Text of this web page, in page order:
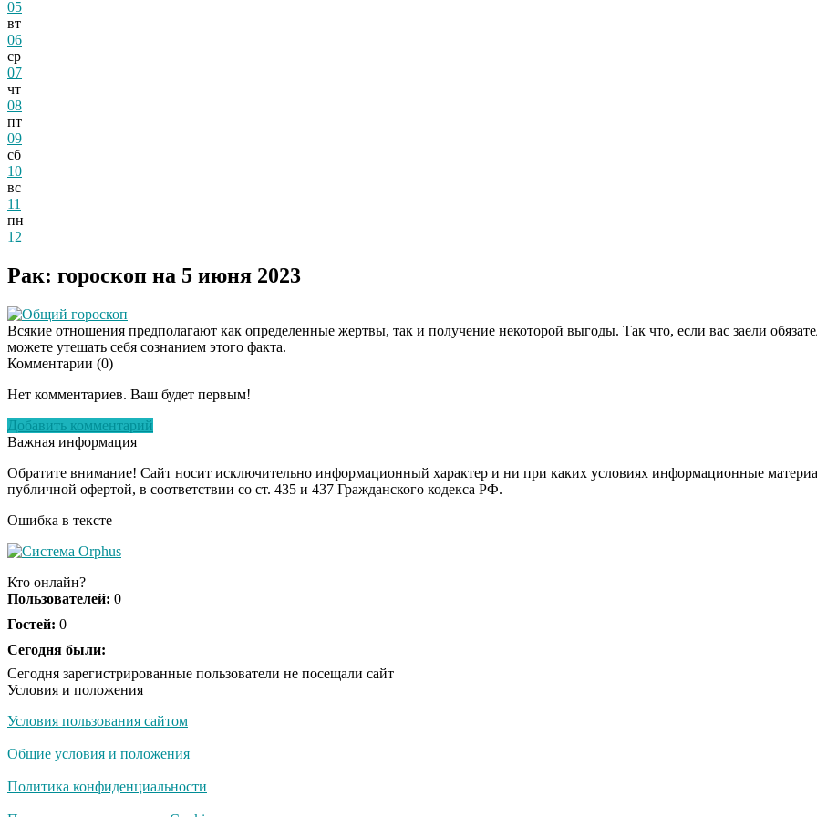
05
вт
06
ср
07
чт
08
пт
09
сб
10
вс
11
пн
12
Рак: гороскоп на 5 июня 2023
Общий гороскоп
Всякие отношения предполагают как определенные жертвы, так и получение некоторой выгоды. Так что, если вас заели
можете утешать себя сознанием этого факта.
Комментарии (0)
Нет комментариев. Ваш будет первым!
Добавить комментарий
Важная информация
Обратите внимание! Сайт носит исключительно информационный характер и ни при каких условиях информационные
публичной офертой, в соответствии со ст. 435 и 437 Гражданского кодекса РФ.
Ошибка в тексте
Кто онлайн?
Пользователей: 0
Гостей: 0
Сегодня были:
Сегодня зарегистрированные пользователи не посещали сайт
Условия и положения
Условия пользования сайтом
Общие условия и положения
Политика конфиденциальности